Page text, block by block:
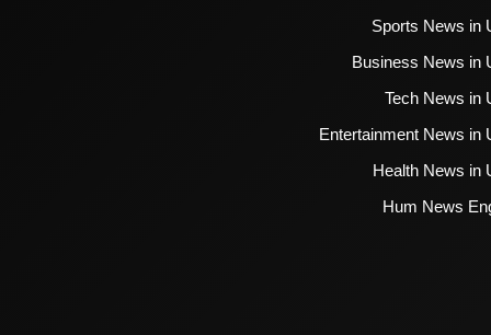
Sports News in
Business News in
Tech News in
Entertainment News in
Health News in
Hum News